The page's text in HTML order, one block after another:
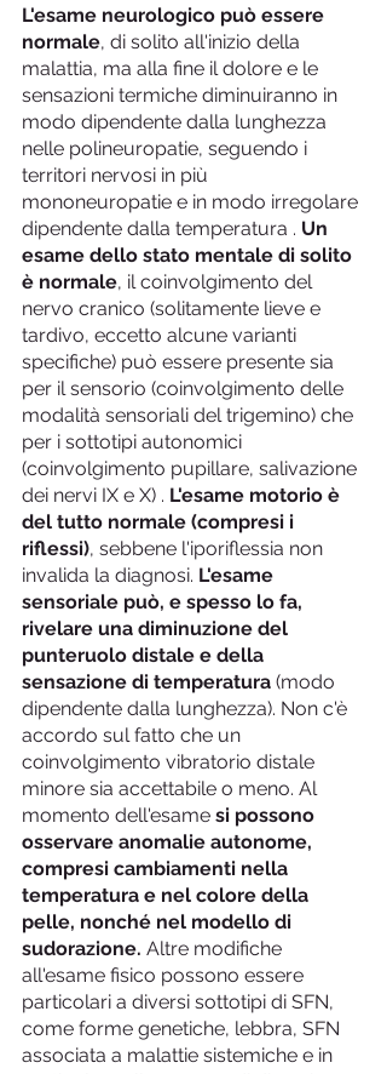
L'esame neurologico può essere
normale, di solito all'inizio della
malattia, ma alla fine il dolore e le
sensazioni termiche diminuiranno in
modo dipendente dalla lunghezza
nelle polineuropatie, seguendo i
territori nervosi in più
mononeuropatie e in modo irregolare
dipendente dalla temperatura . Un
esame dello stato mentale di solito
è normale, il coinvolgimento del
nervo cranico (solitamente lieve e
tardivo, eccetto alcune varianti
specifiche) può essere presente sia
per il sensorio (coinvolgimento delle
modalità sensoriali del trigemino) che
per i sottotipi autonomici
(coinvolgimento pupillare, salivazione
dei nervi IX e X) . L'esame motorio è
del tutto normale (compresi i
riflessi), sebbene l'iporiflessia non
invalida la diagnosi. L'esame
sensoriale può, e spesso lo fa,
rivelare una diminuzione del
punteruolo distale e della
sensazione di temperatura (modo
dipendente dalla lunghezza). Non c'è
accordo sul fatto che un
coinvolgimento vibratorio distale
minore sia accettabile o meno. Al
momento dell'esame si possono
osservare anomalie autonome,
compresi cambiamenti nella
temperatura e nel colore della
pelle, nonché nel modello di
sudorazione. Altre modifiche
all'esame fisico possono essere
particolari a diversi sottotipi di SFN,
come forme genetiche, lebbra, SFN
associata a malattie sistemiche e in